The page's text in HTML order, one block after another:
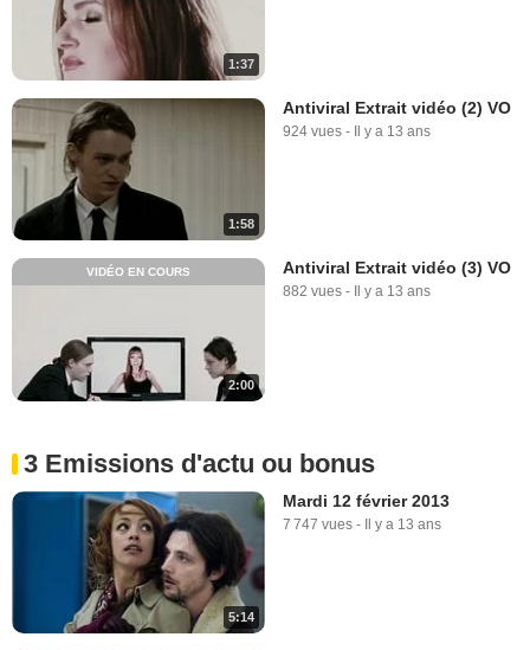
1:37
1:58
Antiviral Extrait vidéo (2) VO
924 vues - Il y a 13 ans
2:00
VIDÉO EN COURS Antiviral Extrait vidéo (3) VO
882 vues - Il y a 13 ans
3 Emissions d'actu ou bonus
5:14
Mardi 12 février 2013
7 747 vues - Il y a 13 ans